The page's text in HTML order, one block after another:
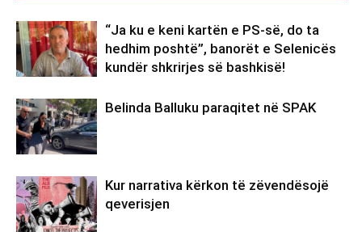
“Ja ku e keni kartën e PS-së, do ta
hedhim poshtë”, banorët e Selenicës
kundër shkrirjes së bashkisë!
Belinda Balluku paraqitet në SPAK
Kur narrativa kërkon të zëvendësojë
qeverisjen